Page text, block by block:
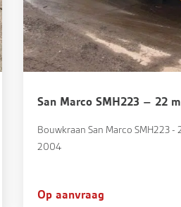
San Marco SMH223 – 22
Bouwkraan San Marco SMH223
2004
Op aanvraag